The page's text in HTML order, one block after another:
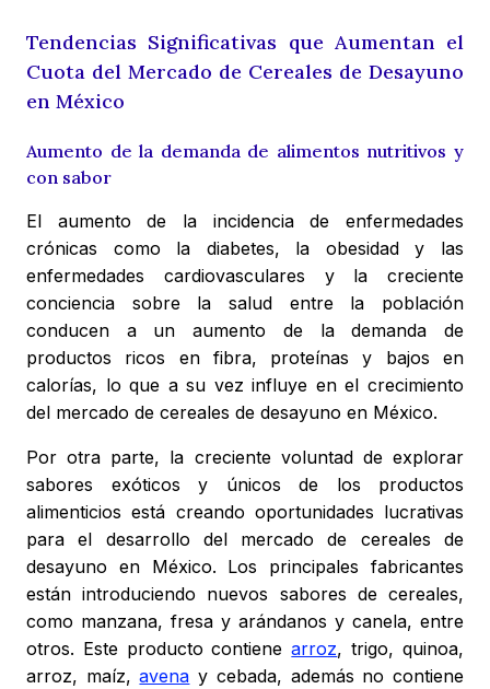
Tendencias Significativas que Aumentan el
Cuota del Mercado de Cereales de Desayuno
en México
Aumento de la demanda de alimentos nutritivos y
con sabor
El aumento de la incidencia de enfermedades
crónicas como la diabetes, la obesidad y las
enfermedades cardiovasculares y la creciente
conciencia sobre la salud entre la población
conducen a un aumento de la demanda de
productos ricos en fibra, proteínas y bajos en
calorías, lo que a su vez influye en el crecimiento
del mercado de cereales de desayuno en México.
Por otra parte, la creciente voluntad de explorar
sabores exóticos y únicos de los productos
alimenticios está creando oportunidades lucrativas
para el desarrollo del mercado de cereales de
desayuno en México. Los principales fabricantes
están introduciendo nuevos sabores de cereales,
como manzana, fresa y arándanos y canela, entre
otros. Este producto contienearroz, trigo, quinoa,
arroz, maíz,avena y cebada, además no contiene